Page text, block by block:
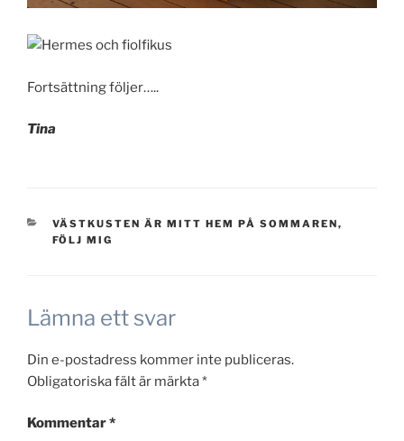
Fortsättning följer…..
Tina
KATEGORIER
VÄSTKUSTEN ÄR MITT HEM PÅ SOMMAREN,
FÖLJ MIG
Lämna ett svar
Din e-postadress kommer inte publiceras.
Obligatoriska fält är märkta*
Kommentar*